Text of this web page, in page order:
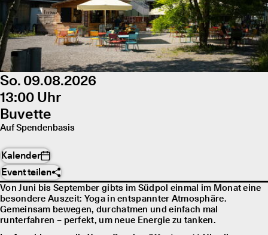
So. 09.08.2026
13:00 Uhr
Buvette
Auf Spendenbasis
Kalender
Event teilen
Von Juni bis September gibts im Südpol einmal im Monat eine
besondere Auszeit: Yoga in entspannter Atmosphäre.
Gemeinsam bewegen, durchatmen und einfach mal
runterfahren – perfekt, um neue Energie zu tanken.